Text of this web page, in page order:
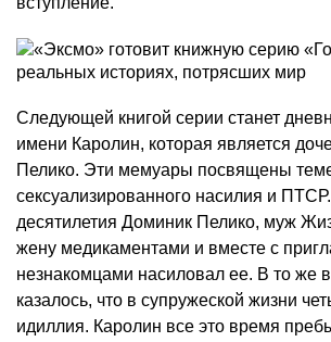
Следующей книгой серии станет
имени Каролин, которая является
Пелико. Эти мемуары посвящены
сексуализированного насилия и
десятилетия Доминик Пелико, муж
жену медикаментами и вместе с
незнакомцами насиловал ее. В то же
казалось, что в супружеской жизни
идиллия. Каролин все это время